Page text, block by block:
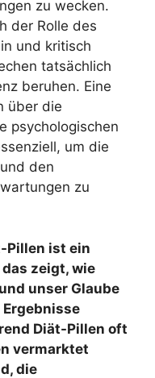
zu wecken.
der Rolle des
und kritisch
tatsächlich
beruhen. Eine
über die
psychologischen
um die
den
zu
Pillen ist ein
zeigt, wie
unser Glaube
Diät-Pillen oft
vermarktet
die